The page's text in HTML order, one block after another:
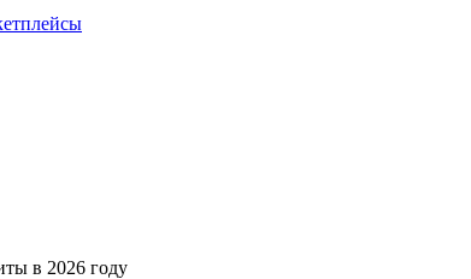
в 2026 году